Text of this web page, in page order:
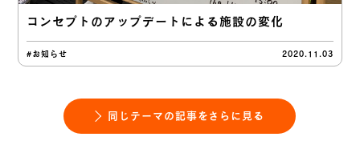
コンセプトのアップデートによる施設の変化
#お知らせ 2020.11.03
同じテーマの記事をさらに見る